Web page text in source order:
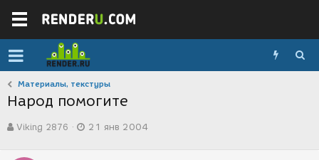
Материалы, текстуры
Народ помогите
в
о
Viking 2876
а
21 янв 2004